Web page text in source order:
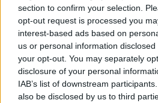
section to confirm your selection.
opt-out request is processed you
interest-based ads based on
us or personal information
your opt-out. You may separately
disclosure of your personal
IAB’s list of downstream
also be disclosed by us to third
ΕΛΛΑΔΑ05·08·2026 21:24
«Κάηκε το σπίτι μας στην
μετακομίσουμε»:
από τη Βρετανία που είδε
γίνεται στάχτη